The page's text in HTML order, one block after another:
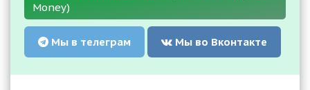
Money)
Мы в телеграм Мы во Вконтакте